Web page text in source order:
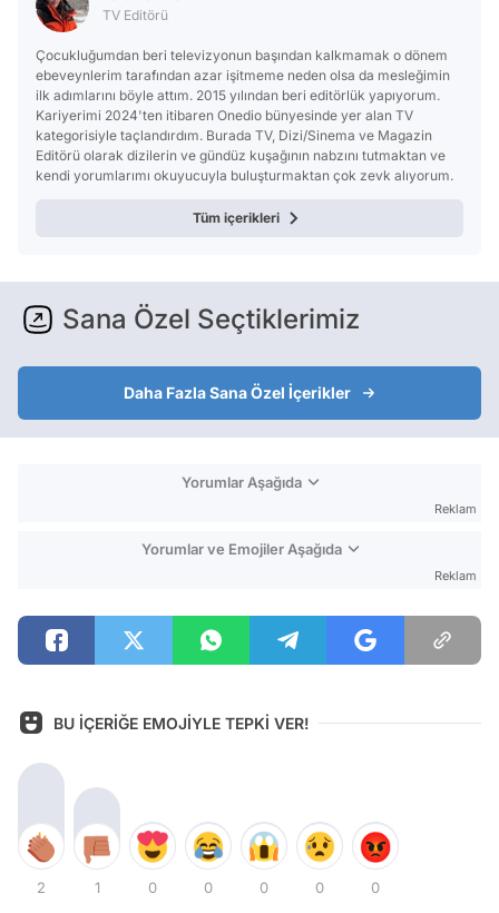
TV Editörü
Çocukluğumdan beri televizyonun başından kalkmamak o dönem
ebeveynlerim tarafından azar işitmeme neden olsa da mesleğimin
ilk adımlarını böyle attım. 2015 yılından beri editörlük yapıyorum.
Kariyerimi 2024'ten itibaren Onedio bünyesinde yer alan TV
kategorisiyle taçlandırdım. Burada TV, Dizi/Sinema ve Magazin
Editörü olarak dizilerin ve gündüz kuşağının nabzını tutmaktan ve
kendi yorumlarımı okuyucuyla buluşturmaktan çok zevk alıyorum.
Tüm içerikleri
Sana Özel Seçtiklerimiz
Daha Fazla Sana Özel İçerikler
Yorumlar Aşağıda
Reklam
Yorumlar ve Emojiler Aşağıda
Reklam
BU İÇERİĞE EMOJİYLE TEPKİ VER!
2 1 0 0 0 0 0